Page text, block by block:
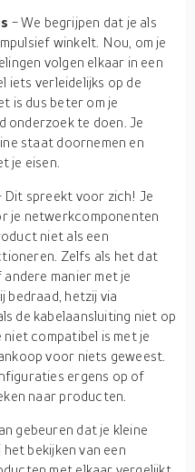
- We begrijpen dat je als
winkelt. Nou, om je
volgen elkaar in een
iets verleidelijks op de
is dus beter om je
onderzoek te doen. Je
staat doornemen en
je eisen.
Dit spreekt voor zich! Je
je netwerkcomponenten
niet als een
Zelfs als het dat
manier met je
bedraad, hetzij via
de kabelaansluiting niet op
compatibel is met je
voor niets geweest.
ergens op of
naar producten.
gebeuren dat je kleine
bekijken van een